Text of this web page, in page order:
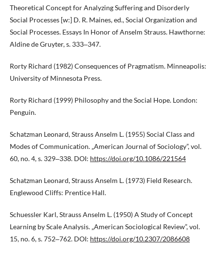
Theoretical Concept for Analyzing Suffering and Disorderly
Social Processes [w:] D. R. Maines, ed., Social Organization and
Social Processes. Essays In Honor of Anselm Strauss. Hawthorne:
Aldine de Gruyter, s. 333‒347.
Rorty Richard (1982) Consequences of Pragmatism. Minneapolis:
University of Minnesota Press.
Rorty Richard (1999) Philosophy and the Social Hope. London:
Penguin.
Schatzman Leonard, Strauss Anselm L. (1955) Social Class and
Modes of Communication. „American Journal of Sociology”, vol.
60, no. 4, s. 329‒338. DOI: https://doi.org/10.1086/221564
Schatzman Leonard, Strauss Anselm L. (1973) Field Research.
Englewood Cliffs: Prentice Hall.
Schuessler Karl, Strauss Anselm L. (1950) A Study of Concept
Learning by Scale Analysis. „American Sociological Review”, vol.
15, no. 6, s. 752‒762. DOI: https://doi.org/10.2307/2086608